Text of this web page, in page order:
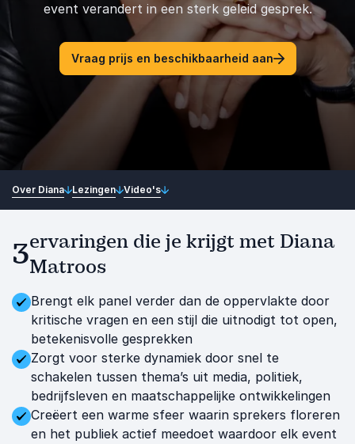
event verandert in een sterk geleid gesprek.
Vraag prijs en beschikbaarheid aan
Over Diana Lezingen Video's
3ervaringen die je krijgt met Diana
Matroos
Brengt elk panel verder dan de oppervlakte door
kritische vragen en een stijl die uitnodigt tot open,
betekenisvolle gesprekken
Zorgt voor sterke dynamiek door snel te
schakelen tussen thema’s uit media, politiek,
bedrijfsleven en maatschappelijke ontwikkelingen
Creëert een warme sfeer waarin sprekers floreren
en het publiek actief meedoet waardoor elk event